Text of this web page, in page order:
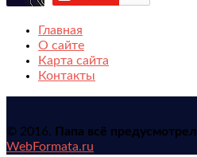
Главная
О сайте
Карта сайта
Контакты
© 2016. Папа всё предусмотрел
WebFormata.ru